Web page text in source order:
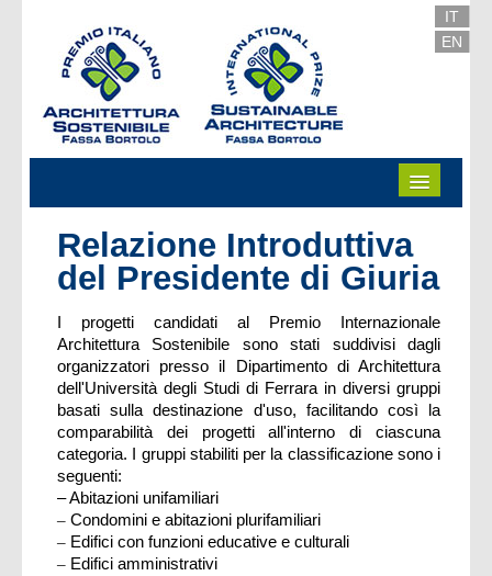
IT
EN
Relazione Introduttiva
del Presidente di Giuria
I progetti candidati al Premio Internazionale
Architettura Sostenibile sono stati suddivisi dagli
organizzatori presso il Dipartimento di Architettura
dell'Università degli Studi di Ferrara in diversi gruppi
basati sulla destinazione d'uso, facilitando così la
comparabilità dei progetti all'interno di ciascuna
categoria. I gruppi stabiliti per la classificazione sono i
seguenti:
– Abitazioni unifamiliari
– Condomini e abitazioni plurifamiliari
– Edifici con funzioni educative e culturali
– Edifici amministrativi